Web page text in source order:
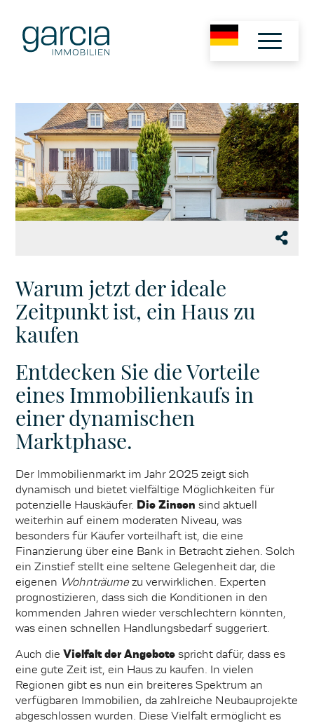
Warum jetzt der ideale
Zeitpunkt ist, ein Haus zu
kaufen
Entdecken Sie die Vorteile
eines Immobilienkaufs in
einer dynamischen
Marktphase.
Der Immobilienmarkt im Jahr 2025 zeigt sich
dynamisch und bietet vielfältige Möglichkeiten für
potenzielle Hauskäufer. Die Zinsen sind aktuell
weiterhin auf einem moderaten Niveau, was
besonders für Käufer vorteilhaft ist, die eine
Finanzierung über eine Bank in Betracht ziehen. Solch
ein Zinstief stellt eine seltene Gelegenheit dar, die
eigenen Wohnträumezu verwirklichen. Experten
prognostizieren, dass sich die Konditionen in den
kommenden Jahren wieder verschlechtern könnten,
was einen schnellen Handlungsbedarf suggeriert.
Auch dieVielfalt der Angebote spricht dafür, dass es
eine gute Zeit ist, ein Haus zu kaufen. In vielen
Regionen gibt es nun ein breiteres Spektrum an
verfügbaren Immobilien, da zahlreiche Neubauprojekte
abgeschlossen wurden. Diese Vielfalt ermöglicht es